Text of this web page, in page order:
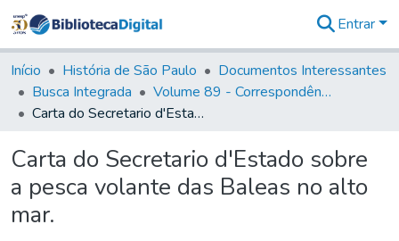
&
Coleções
Tudo na
Biblioteca
Estatísticas
Entrar
Início História de São Paulo
Documentos Interessantes
Busca Integrada
Volume 89 - Correspondência do então Governador e Capitão General de São Paulo, Antonio Manoel de Mello Castro (1797-1802)
Carta do Secretario d'Estado sobre a pesca volante das Baleas no alto mar.
Carta do Secretario d'Estado sobre
a pesca volante das Baleas no alto
mar.